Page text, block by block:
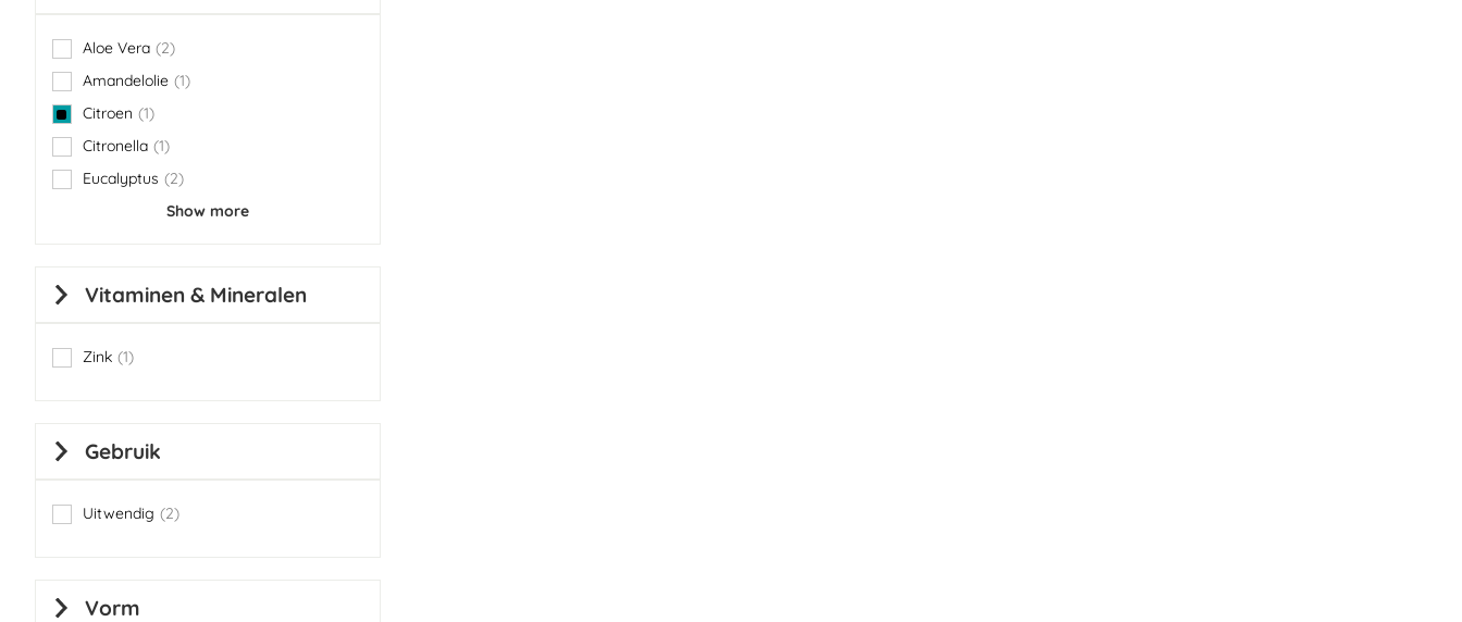
Aloe Vera 2
items
Amandelolie 1
item
Citroen
1
item
Citronella 1
item
Eucalyptus
2
items
Show more
Vitaminen & Mineralen
Zink 1
item
Gebruik
Uitwendig 2
items
Vorm